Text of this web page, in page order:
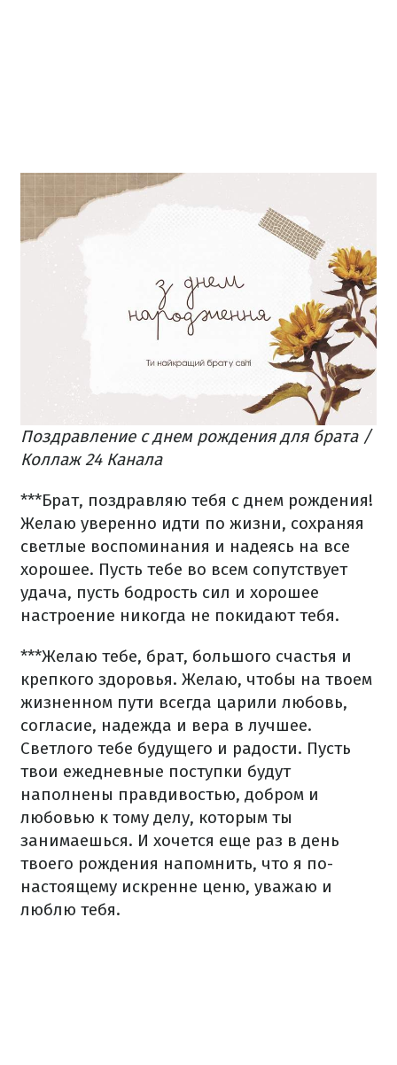
Поздравление с днем рождения для брата /
Коллаж 24 Канала
***Брат, поздравляю тебя с днем рождения!
Желаю уверенно идти по жизни, сохраняя
светлые воспоминания и надеясь на все
хорошее. Пусть тебе во всем сопутствует
удача, пусть бодрость сил и хорошее
настроение никогда не покидают тебя.
***Желаю тебе, брат, большого счастья и
крепкого здоровья. Желаю, чтобы на твоем
жизненном пути всегда царили любовь,
согласие, надежда и вера в лучшее.
Светлого тебе будущего и радости. Пусть
твои ежедневные поступки будут
наполнены правдивостью, добром и
любовью к тому делу, которым ты
занимаешься. И хочется еще раз в день
твоего рождения напомнить, что я по-
настоящему искренне ценю, уважаю и
люблю тебя.